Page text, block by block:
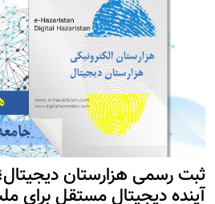
ثبت رسمی هزارستان
آینده دیجیتال مستقل برای